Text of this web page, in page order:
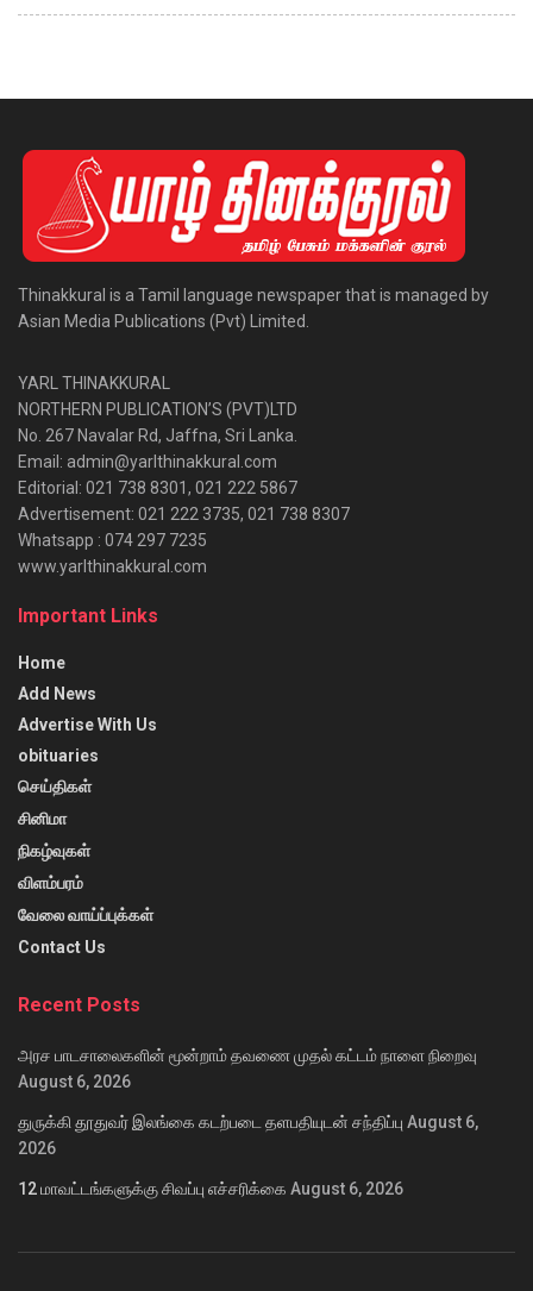
Thinakkural is a Tamil language newspaper that is managed by
Asian Media Publications (Pvt) Limited.
YARL THINAKKURAL
NORTHERN PUBLICATION’S (PVT)LTD
No. 267 Navalar Rd, Jaffna, Sri Lanka.
Email: admin@yarlthinakkural.com
Editorial: 021 738 8301, 021 222 5867
Advertisement: 021 222 3735, 021 738 8307
Whatsapp : 074 297 7235
www.yarlthinakkural.com
Important Links
Home
Add News
Advertise With Us
obituaries
செய்திகள்
சினிமா
நிகழ்வுகள்
விளம்பரம்
வேலை வாய்ப்புக்கள்
Contact Us
Recent Posts
அரச பாடசாலைகளின் மூன்றாம் தவணை முதல் கட்டம் நாளை நிறைவு
August 6, 2026
துருக்கி தூதுவர் இலங்கை கடற்படை தளபதியுடன் சந்திப்பு August 6,
2026
12 மாவட்டங்களுக்கு சிவப்பு எச்சரிக்கை August 6, 2026